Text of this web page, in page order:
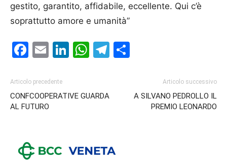
gestito, garantito, affidabile, eccellente. Qui c’è
soprattutto amore e umanità”
Facebook
EmailLinkedIn
WhatsApp
Telegram
Articolo precedente
CONFCOOPERATIVE GUARDA
AL FUTURO
Articolo successivo
A SILVANO PEDROLLO IL
PREMIO LEONARDO